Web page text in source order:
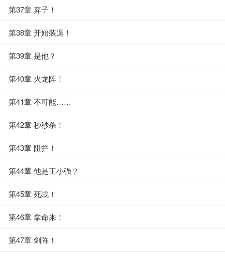
第37章 弃子！
第38章 开始装逼！
第39章 是他？
第40章 火龙阵！
第41章 不可能……
第42章 秒秒杀！
第43章 阻拦！
第44章 他是王小强？
第45章 死战！
第46章 拿命来！
第47章 剑阵！